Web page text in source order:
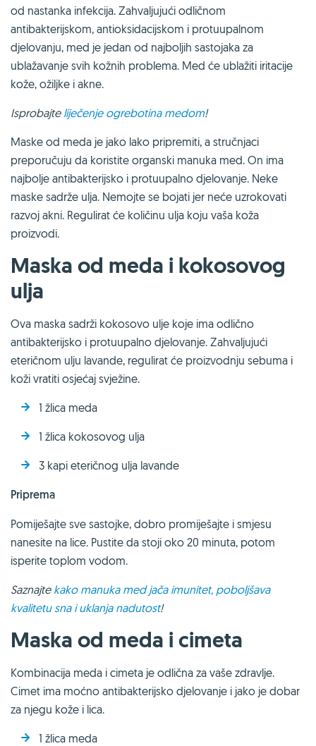
od nastanka infekcija. Zahvaljujući odličnom
antibakterijskom, antioksidacijskom i protuupalnom
djelovanju, med je jedan od najboljih sastojaka za
ublažavanje svih kožnih problema. Med će ublažiti iritacije
kože, ožiljke i akne.
Isprobajte liječenje ogrebotina medom!
Maske od meda je jako lako pripremiti, a stručnjaci
preporučuju da koristite organski manuka med. On ima
najbolje antibakterijsko i protuupalno djelovanje. Neke
maske sadrže ulja. Nemojte se bojati jer neće uzrokovati
razvoj akni. Regulirat će količinu ulja koju vaša koža
proizvodi.
Maska od meda i kokosovog
ulja
Ova maska sadrži kokosovo ulje koje ima odlično
antibakterijsko i protuupalno djelovanje. Zahvaljujući
eteričnom ulju lavande, regulirat će proizvodnju sebuma i
koži vratiti osjećaj svježine.
1 žlica meda
1 žlica kokosovog ulja
3 kapi eteričnog ulja lavande
Priprema
Pomiješajte sve sastojke, dobro promiješajte i smjesu
nanesite na lice. Pustite da stoji oko 20 minuta, potom
isperite toplom vodom.
Saznajte kako manuka med jača imunitet, poboljšava
kvalitetu sna i uklanja nadutost!
Maska od meda i cimeta
Kombinacija meda i cimeta je odlična za vaše zdravlje.
Cimet ima moćno antibakterijsko djelovanje i jako je dobar
za njegu kože i lica.
1 žlica meda